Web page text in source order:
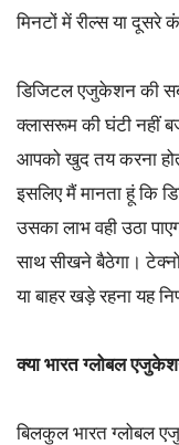
मिनटों में रील्स या
डिजिटल एजुकेशन की
क्लासरूम की घंटी नहीं
आपको खुद तय करना
इसलिए मैं मानता हूं कि
उसका लाभ वही उठा
साथ सीखने बैठेगा।
या बाहर खड़े रहना यह
क्या भारत ग्लोबल
बिलकुल भारत ग्लोबल